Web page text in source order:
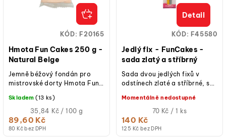
Hmota Fun Cakes 250 g -
Natural Beige
80 Kč bez DPH
89,60 Kč
Měrná
cena:
(jednotková
35,84 Kč / 100 g
Skladem (13 ks)
Jemně béžový fondán pro
mistrovské dorty Hmota Fun
všechny cukráře a pekaře,
KÓD: F20165
Jedlý fix - FunCakes -
sada zlatý a stříbrný
125 Kč bez DPH
140 Kč
Měrná
(jednotková
70 Kč / 1 ks
Momentálně nedostupné
Detail
Sada dvou jedlých fixů v
odstínech zlaté a stříbrné, s
fondánu, marcipánu, sušené
královské...
KÓD: F45580